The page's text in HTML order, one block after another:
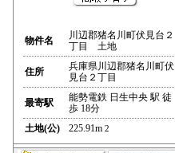
物件名
川辺郡猪名川町伏見台２
丁目 土地
住所
兵庫県川辺郡猪名川町伏
見台２丁目
最寄駅
能勢電鉄 日生中央 駅 徒
歩 18分
土地(公)
225.91m 2